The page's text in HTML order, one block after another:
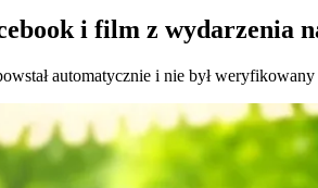
i film z wydarzenia
automatycznie i nie był weryfikowany